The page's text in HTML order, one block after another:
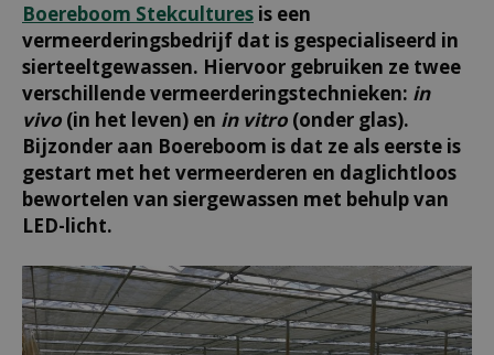
Boereboom Stekcultures is een
vermeerderingsbedrijf dat is gespecialiseerd in
sierteeltgewassen. Hiervoor gebruiken ze twee
verschillende vermeerderingstechnieken: in
vivo (in het leven) en in vitro (onder glas).
Bijzonder aan Boereboom is dat ze als eerste is
gestart met het vermeerderen en daglichtloos
bewortelen van siergewassen met behulp van
LED-licht.